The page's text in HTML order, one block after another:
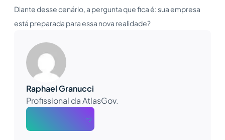
Diante desse cenário, a pergunta que fica é: sua empresa
está preparada para essa nova realidade?
Raphael Granucci
Profissional da AtlasGov.